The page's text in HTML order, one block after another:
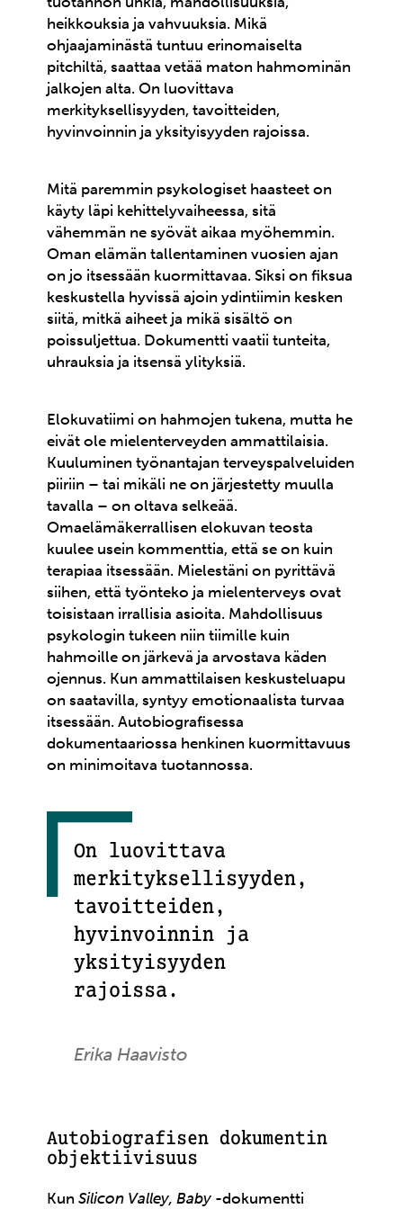
heikkouksia ja vahvuuksia. Mikä
ohjaajaminästä tuntuu erinomaiselta
pitchiltä, saattaa vetää maton hahmominän
jalkojen alta. On luovittava
merkityksellisyyden, tavoitteiden,
hyvinvoinnin ja yksityisyyden rajoissa.
Mitä paremmin psykologiset haasteet on
käyty läpi kehittelyvaiheessa, sitä
vähemmän ne syövät aikaa myöhemmin.
Oman elämän tallentaminen vuosien ajan
on jo itsessään kuormittavaa. Siksi on fiksua
keskustella hyvissä ajoin ydintiimin kesken
siitä, mitkä aiheet ja mikä sisältö on
poissuljettua. Dokumentti vaatii tunteita,
uhrauksia ja itsensä ylityksiä.
Elokuvatiimi on hahmojen tukena, mutta he
eivät ole mielenterveyden ammattilaisia.
Kuuluminen työnantajan terveyspalveluiden
piiriin – tai mikäli ne on järjestetty muulla
tavalla – on oltava selkeää.
Omaelämäkerrallisen elokuvan teosta
kuulee usein kommenttia, että se on kuin
terapiaa itsessään. Mielestäni on pyrittävä
siihen, että työnteko ja mielenterveys ovat
toisistaan irrallisia asioita. Mahdollisuus
psykologin tukeen niin tiimille kuin
hahmoille on järkevä ja arvostava käden
ojennus. Kun ammattilaisen keskusteluapu
on saatavilla, syntyy emotionaalista turvaa
itsessään. Autobiografisessa
dokumentaariossa henkinen kuormittavuus
on minimoitava tuotannossa.
On luovittava
merkityksellisyyden,
tavoitteiden,
hyvinvoinnin ja
yksityisyyden
rajoissa.
Erika Haavisto
Autobiografisen dokumentin
objektiivisuus
KunSilicon Valley, Baby -dokumentti